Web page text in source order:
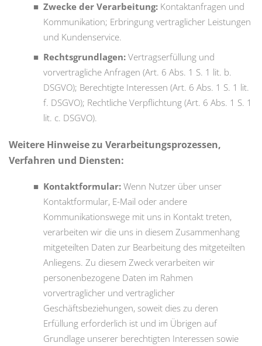
Zwecke der Verarbeitung:Kontaktanfragen und
Kommunikation; Erbringung vertraglicher Leistungen
und Kundenservice.
Rechtsgrundlagen:Vertragserfüllung und
vorvertragliche Anfragen (Art. 6 Abs. 1 S. 1 lit. b.
DSGVO); Berechtigte Interessen (Art. 6 Abs. 1 S. 1 lit.
f. DSGVO); Rechtliche Verpflichtung (Art. 6 Abs. 1 S. 1
lit. c. DSGVO).
Weitere Hinweise zu Verarbeitungsprozessen,
Verfahren und Diensten:
Kontaktformular:Wenn Nutzer über unser
Kontaktformular, E-Mail oder andere
Kommunikationswege mit uns in Kontakt treten,
verarbeiten wir die uns in diesem Zusammenhang
mitgeteilten Daten zur Bearbeitung des mitgeteilten
Anliegens. Zu diesem Zweck verarbeiten wir
personenbezogene Daten im Rahmen
vorvertraglicher und vertraglicher
Geschäftsbeziehungen, soweit dies zu deren
Erfüllung erforderlich ist und im Übrigen auf
Grundlage unserer berechtigten Interessen sowie